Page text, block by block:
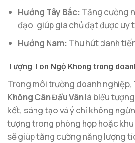
Hướng Tây Bắc: Tăng cường
đạo, giúp gia chủ đạt được uy
Hướng Nam: Thu hút danh
Tượng Tôn Ngộ Không trong
Trong môi trường doanh nghiệp,
Không Cân Đẩu Vânlà biểu
kết, sáng tạo và ý chí không
tượng trong phòng họp hoặc
sẽ giúp tăng cường năng lượng